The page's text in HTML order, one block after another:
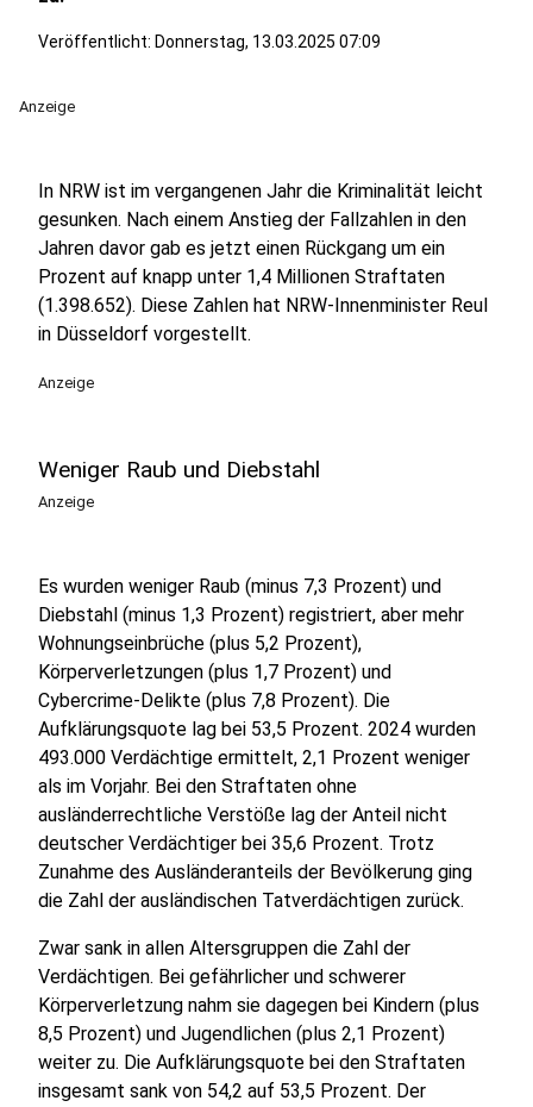
Veröffentlicht: Donnerstag, 13.03.2025 07:09
Anzeige
In NRW ist im vergangenen Jahr die Kriminalität leicht
gesunken. Nach einem Anstieg der Fallzahlen in den
Jahren davor gab es jetzt einen Rückgang um ein
Prozent auf knapp unter 1,4 Millionen Straftaten
(1.398.652). Diese Zahlen hat NRW-Innenminister Reul
in Düsseldorf vorgestellt.
Anzeige
Weniger Raub und Diebstahl
Anzeige
Es wurden weniger Raub (minus 7,3 Prozent) und
Diebstahl (minus 1,3 Prozent) registriert, aber mehr
Wohnungseinbrüche (plus 5,2 Prozent),
Körperverletzungen (plus 1,7 Prozent) und
Cybercrime-Delikte (plus 7,8 Prozent). Die
Aufklärungsquote lag bei 53,5 Prozent. 2024 wurden
493.000 Verdächtige ermittelt, 2,1 Prozent weniger
als im Vorjahr. Bei den Straftaten ohne
ausländerrechtliche Verstöße lag der Anteil nicht
deutscher Verdächtiger bei 35,6 Prozent. Trotz
Zunahme des Ausländeranteils der Bevölkerung ging
die Zahl der ausländischen Tatverdächtigen zurück.
Zwar sank in allen Altersgruppen die Zahl der
Verdächtigen. Bei gefährlicher und schwerer
Körperverletzung nahm sie dagegen bei Kindern (plus
8,5 Prozent) und Jugendlichen (plus 2,1 Prozent)
weiter zu. Die Aufklärungsquote bei den Straftaten
insgesamt sank von 54,2 auf 53,5 Prozent. Der